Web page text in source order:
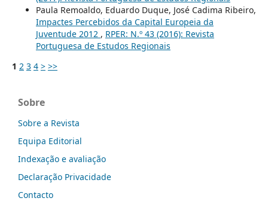
Paula Remoaldo, Eduardo Duque, José Cadima Ribeiro,
Impactes Percebidos da Capital Europeia da
Juventude 2012 , RPER: N.º 43 (2016): Revista
Portuguesa de Estudos Regionais
1 2 3 4 > >>
Sobre
Sobre a Revista
Equipa Editorial
Indexação e avaliação
Declaração Privacidade
Contacto